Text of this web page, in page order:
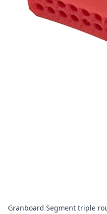
Granboard Segment triple